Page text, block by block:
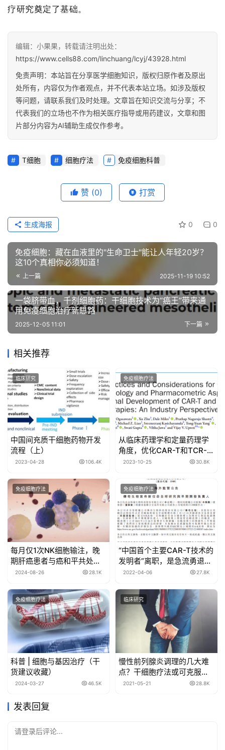
疗研究奠定了基础。
编辑：小果果，转载请注明出处：
https://www.cells88.com/linchuang/lcyj/43928.html
免责声明：本站旨在分享医学细胞知识，版权归原作者及原出
处所有，内容仅为作者观点，并不代表本站立场。如涉及版权
等问题，请联系我们及时处理。文章旨在知识交流与分享；不
代表我们的立场也不作为相关医疗指导或用药建议，文章和图
片部分内容为AI辅助生成仅作参考。
T细胞 细胞疗法 免疫细胞科普
赞 (0) 打赏
0 0
生成海报
免疫细胞：藏在血液里的"生命卫士"能让人年轻20岁？
这10个真相你必须知道！
上一篇 2025-11-19 10:52
一袋脐带血，千剂细胞药：干细胞技术为“癌王”带来通
用免疫细胞治疗新思路
下一篇
2025-12-05 11:01
相关推荐
临床研究
中国间充质干细胞药物开发
流程（上）
2023-04-28 106.4K
免疫细胞疗法
从临床药理学和定量药理学
角度，优化CAR-T和TCR-T
细胞疗法开发的最佳实践和
2023-10-25 30.8K
免疫细胞疗法
每月仅1次NK细胞输注，晚
期肝癌患者与癌和平共处超4
年
2024-08-26 28.1K
免疫细胞疗法
“中国首个主要CAR-T技术的
发明者”离职，是急流勇退还
是矛盾重重？
2022-04-06 27.8K
免疫细胞疗法
科普 | 细胞与基因治疗（干
货建议收藏）
2024-03-27 46.5K
临床研究
慢性前列腺炎调理的几大难
点？干细胞疗法或可克服困
难！
2021-05-21 28.8K
发表回复
请登录后评论...